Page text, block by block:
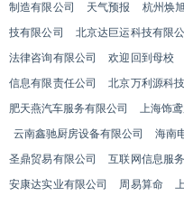
制造有限公司
天气预报 杭州焕
技有限公司
北京达巨运科技有限
法律咨询有限公司
欢迎回到母校
信息有限责任公司
北京万利源科
肥天燕汽车服务有限公司
上海饰
云南鑫驰厨房设备有限公司
海南
圣鼎贸易有限公司
互联网信息服务
安康达实业有限公司
周易算命